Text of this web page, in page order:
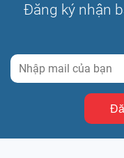
Đăng ký nhận